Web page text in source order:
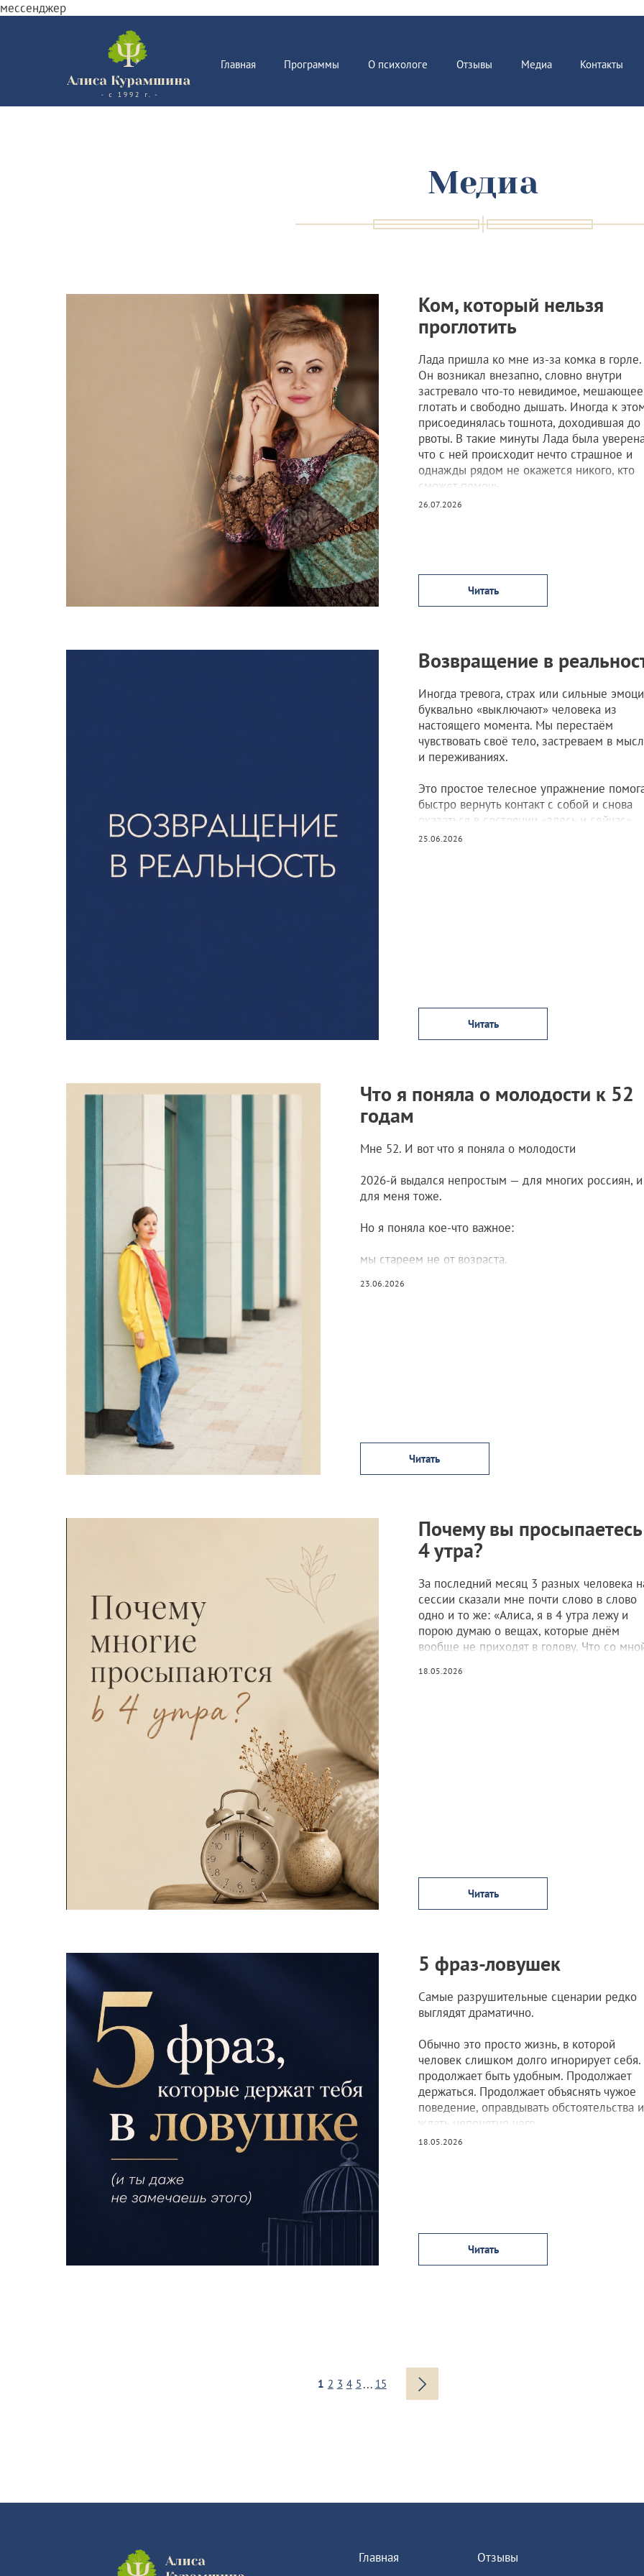
мессенджер
Главная Программы О психологе Отзывы Медиа Контакты
Медиа
Ком, который нельзя
проглотить
Лада пришла ко мне из-за комка в горле.
Он возникал внезапно, словно внутри
застревало что-то невидимое, мешающее
глотать и свободно дышать. Иногда к
присоединялась тошнота, доходившая до
рвоты. В такие минуты Лада была
что с ней происходит нечто страшное и
однажды рядом не окажется никого, кто
сможет помочь.
26.07.2026
Читать
Возвращение в
Иногда тревога, страх или сильные
буквально «выключают» человека из
настоящего момента. Мы перестаём
чувствовать своё тело, застреваем в
и переживаниях.
Это простое телесное упражнение
быстро вернуть контакт с собой и снова
оказаться в состоянии «здесь и сейчас».
25.06.2026
Читать
Что я поняла о молодости к 52
годам
Мне 52. И вот что я поняла о молодости
2026-й выдался непростым — для многих россиян, и
для меня тоже.
Но я поняла кое-что важное:
мы стареем не от возраста.
23.06.2026
Читать
Почему вы
4 утра?
За последний месяц 3 разных человека
сессии сказали мне почти слово в слово
одно и то же: «Алиса, я в 4 утра лежу и
порою думаю о вещах, которые днём
вообще не приходят в голову. Что со
18.05.2026
Читать
5 фраз-ловушек
Самые разрушительные сценарии редко
выглядят драматично.
Обычно это просто жизнь, в которой
человек слишком долго игнорирует
продолжает быть удобным. Продолжает
держаться. Продолжает объяснять чужое
поведение, оправдывать обстоятельства и
ждать непонятно чего.
18.05.2026
Читать
1 2 3 4 5 ... 15
Главная Отзывы